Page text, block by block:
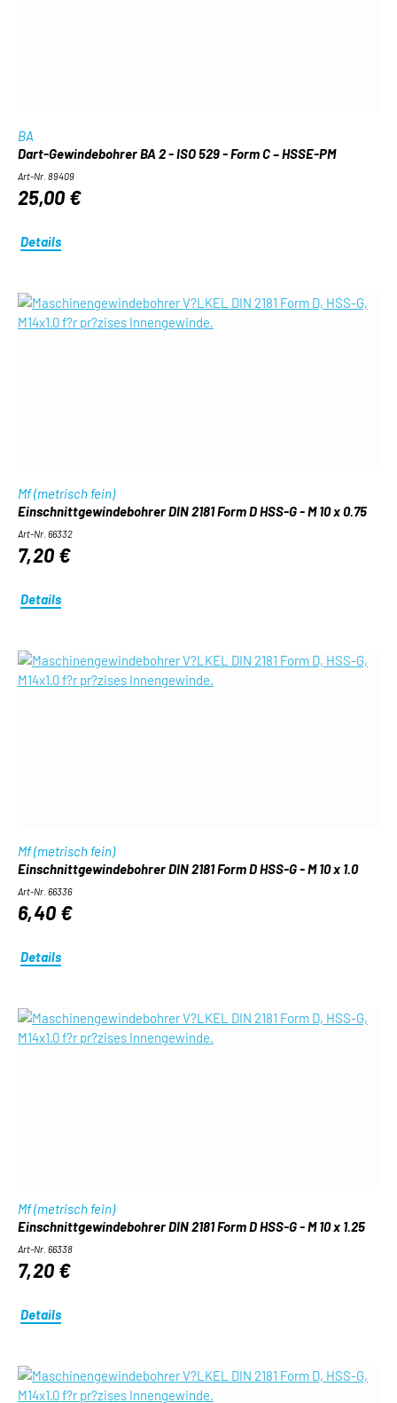
BA
Dart-Gewindebohrer BA 2 - ISO 529 - Form C – HSSE-PM
Art-Nr. 89409
25,00 €
Details
Mf (metrisch fein)
Einschnittgewindebohrer DIN 2181 Form D HSS-G - M 10 x 0.75
Art-Nr. 66332
7,20 €
Details
Mf (metrisch fein)
Einschnittgewindebohrer DIN 2181 Form D HSS-G - M 10 x 1.0
Art-Nr. 66336
6,40 €
Details
Mf (metrisch fein)
Einschnittgewindebohrer DIN 2181 Form D HSS-G - M 10 x 1.25
Art-Nr. 66338
7,20 €
Details